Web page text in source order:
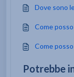
Dove sono
Come
Come
Potrebbe